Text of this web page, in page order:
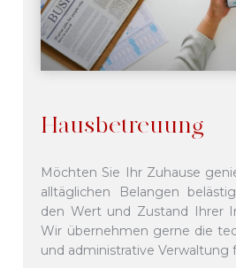
Hausbetreuung
Möchten Sie Ihr Zuhause
alltäglichen Belangen
den Wert und Zustand Ihrer
Wir übernehmen gerne die
und administrative Verwaltung